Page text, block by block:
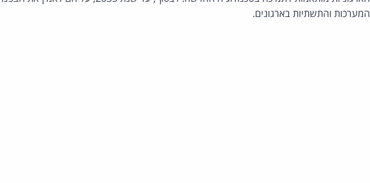
המערכות והתשתיות בארגונים.